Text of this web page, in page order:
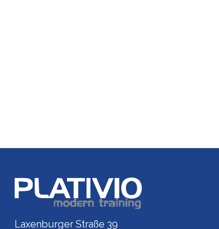
Link zu https://
Laxenburger Straße 39